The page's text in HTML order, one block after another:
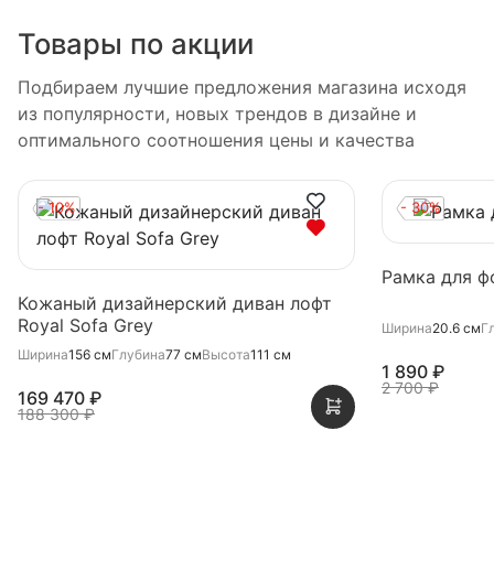
Товары по акции
Подбираем лучшие предложения магазина исходя
из популярности, новых трендов в дизайне и
оптимального соотношения цены и качества
- 10%
Кожаный дизайнерский диван лофт
Royal Sofa Grey
Ширина156 смГлубина77 смВысота111 см
169 470 ₽
188 300 ₽
- 30%
Рамка для
Ширина20.6 см
1 890 ₽
2 700 ₽